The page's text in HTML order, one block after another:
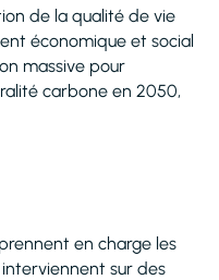
de la qualité de vie
économique et social
massive pour
carbone en 2050,
en charge les
sur des